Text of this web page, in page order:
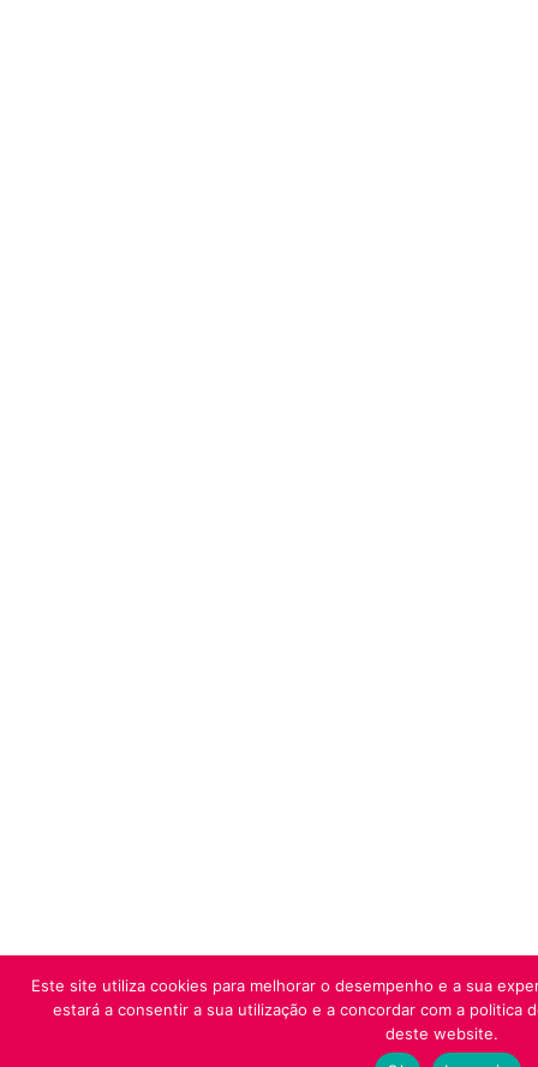
Este site utiliza cookies para melhorar o desempenho e a sua
estará a consentir a sua utilização e a concordar com a politica
deste website.